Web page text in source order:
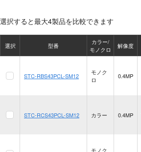
選択すると最大4製品を比較できます
選択 型番
カラー/
モノクロ
解像度
STC-RBS43PCL-SM12
モノク
ロ
0.4MP
STC-RCS43PCL-SM12 カラー 0.4MP
モノク